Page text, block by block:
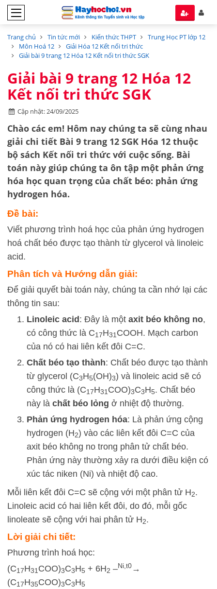
Trang chủ Tin tức mới Kiến thức THPT
Trung Học PT lớp 12
Môn Hoá 12
Giải Hóa 12 Kết nối tri thức
Giải bài 9 trang 12 Hóa 12 Kết nối tri thức SGK
Giải bài 9 trang 12 Hóa 12
Kết nối tri thức SGK
Cập nhật: 24/09/2025
Chào các em! Hôm nay chúng ta sẽ cùng nhau
giải chi tiết Bài 9 trang 12 SGK Hóa 12 thuộc
bộ sách Kết nối tri thức với cuộc sống. Bài
toán này giúp chúng ta ôn tập một phản ứng
hóa học quan trọng của chất béo: phản ứng
hydrogen hóa.
Đề bài:
Viết phương trình hoá học của phản ứng hydrogen
hoá chất béo được tạo thành từ glycerol và linoleic
acid.
Phân tích và Hướng dẫn giải:
Để giải quyết bài toán này, chúng ta cần nhớ lại các
thông tin sau:
Linoleic acid : Đây là một axit béo không no,
có công thức là C17H31COOH. Mạch carbon
của nó có hai liên kết đôi C=C.
Chất béo tạo thành: Chất béo được tạo thành
từ glycerol (C3H5(OH)3) và linoleic acid sẽ có
công thức là (C17H31COO)3C3H5. Chất béo
này là chất béo lỏng ở nhiệt độ thường.
Phản ứng hydrogen hóa: Là phản ứng cộng
hydrogen (H2) vào các liên kết đôi C=C của
axit béo không no trong phân tử chất béo.
Phản ứng này thường xảy ra dưới điều kiện có
xúc tác niken (Ni) và nhiệt độ cao.
Mỗi liên kết đôi C=C sẽ cộng với một phân tử H2.
Linoleic acid có hai liên kết đôi, do đó, mỗi gốc
linoleate sẽ cộng với hai phân tử H2.
Lời giải chi tiết:
Phương trình hoá học:
(C17H31COO)3C3H5 + 6H2 –Ni,t0 →
(C17H35COO)3C3H5